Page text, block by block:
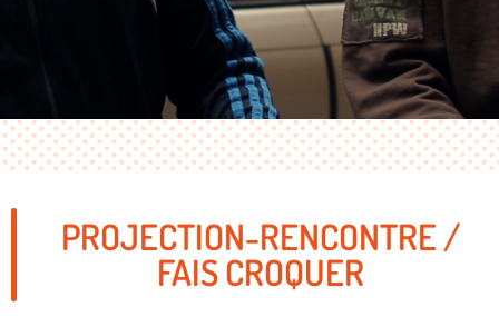
PROJECTION-RENCONTRE /
FAIS CROQUER